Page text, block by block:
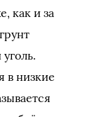
как и за
в низкие